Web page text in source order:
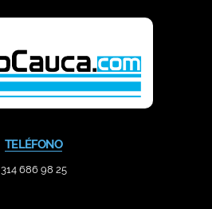
TELÉFONO
314 686 98 25